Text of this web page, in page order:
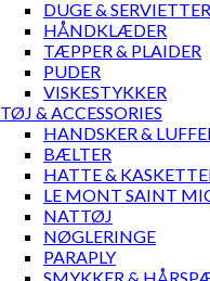
DUGE & SERVIETTER
HÅNDKLÆDER
TÆPPER & PLAIDER
PUDER
VISKESTYKKER
TØJ & ACCESSORIES
HANDSKER &
BÆLTER
HATTE &
LE MONT SAINT
NATTØJ
NØGLERINGE
PARAPLY